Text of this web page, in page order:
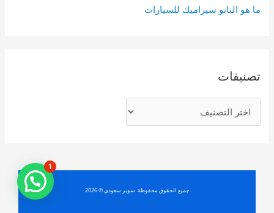
ما هو النانو سيراميك للسيارات
تصنيفات
ص
جميع الحقوق محفوظة سوبر سعودي © 2026
1